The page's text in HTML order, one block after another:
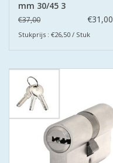
mm 30/45 3
keersleutels
€37,00 €31,00
Stukprijs : €26,50 / Stuk